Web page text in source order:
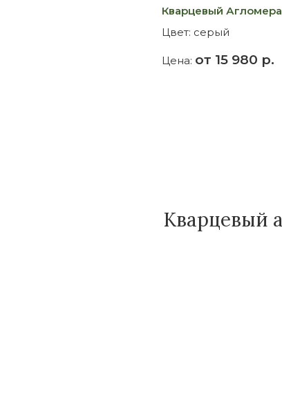
Кварцевый
Цвет: серый
Цена: от 15 980 р.
Кварцевый